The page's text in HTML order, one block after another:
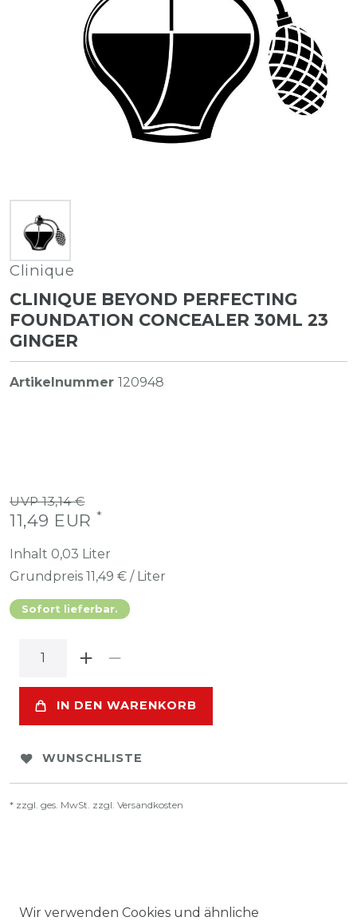
Clinique
CLINIQUE BEYOND PERFECTING
FOUNDATION CONCEALER 30ML 23
GINGER
Artikelnummer 120948
UVP 13,14 €
11,49 EUR *
Inhalt 0,03 Liter
Grundpreis 11,49 € / Liter
Sofort lieferbar.
IN DEN WARENKORB
WUNSCHLISTE
* zzgl. ges. MwSt. zzgl. Versandkosten
BESCHREIBUNG
Wir verwenden Cookies und ähnliche